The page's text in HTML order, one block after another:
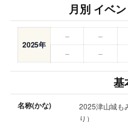
月別 イベ
2025年
– –
–
–
基
名称(かな)
2025津山城も
り）